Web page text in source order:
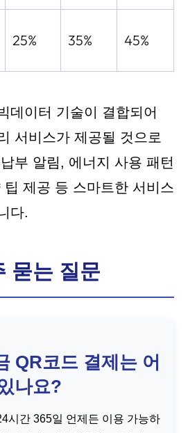
25% 35% 45%
데이터 기술이 결합되어
서비스가 제공될 것으로
부 알림, 에너지 사용 패턴
제공 등 스마트한 서비스
다.
묻는 질문
QR코드 결제는 어
나요?
시간 365일 언제든 이용 가능하